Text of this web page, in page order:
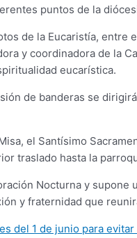
puntos de la
de la Eucaristía,
y coordinadora de la
eucarística.
de banderas se
el Santísimo
traslado hasta la
Nocturna y
y fraternidad que
del 1 de junio para